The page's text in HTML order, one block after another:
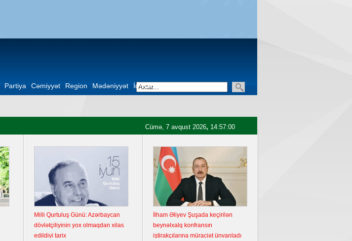
Partiya Cəmiyyət Region Mədəniyyət İqtisadiyyat
Cümə, 7 avqust 2026, 14:57:01
Milli Qurtuluş Günü: Azərbaycan
dövlətçiliyinin yox olmaqdan xilas
edildiyi tarix
İlham Əliyev Şuşada keçirilən
beynəlxalq konfransın
iştirakçılarına müraciət ünvanladı